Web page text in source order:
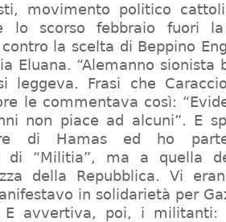
movimento politico
lo scorso febbraio fuori
la scelta di Beppino
Eluana. “Alemanno sionista
leggeva. Frasi che
le commentava così:
non piace ad alcuni”. E
di Hamas ed ho
di “Militia”, ma a quella
della Repubblica. Vi
in solidarietà per
E avvertiva, poi, i militanti: